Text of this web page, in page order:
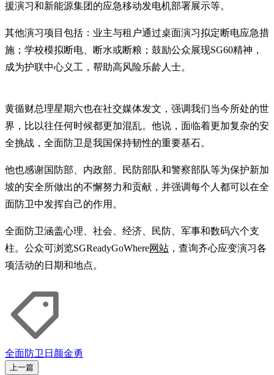
援演习和新能源集团的应急移动发电机部署展示等。
其他演习项目包括：业主与租户通过桌面演习拟定断电应急措
施；学校模拟断电、断水或断粮；鼓励公众展现SG60精神，
成为护联中心义工，帮助高风险乐龄人士。
黄循财总理星期六也在社交媒体发文，强调我们当今所处的世
界，比以往任何时候都更加混乱。他说，面临着更加复杂的安
全挑战，全面防卫是我国保持韧性的重要基石。
他也感谢国防部、内政部、民防部队和警察部队等为保护新加
坡的安全所做出的不懈努力和贡献，并强调每个人都可以在全
面防卫中发挥自己的作用。
全面防卫涵盖心理、社会、经济、民防、军事和数码六个支
柱。公众可浏览SGReadyGoWhere网站 ，查询齐心应变演习各
项活动的日期和地点。
全面防卫日 颜金勇
上一篇